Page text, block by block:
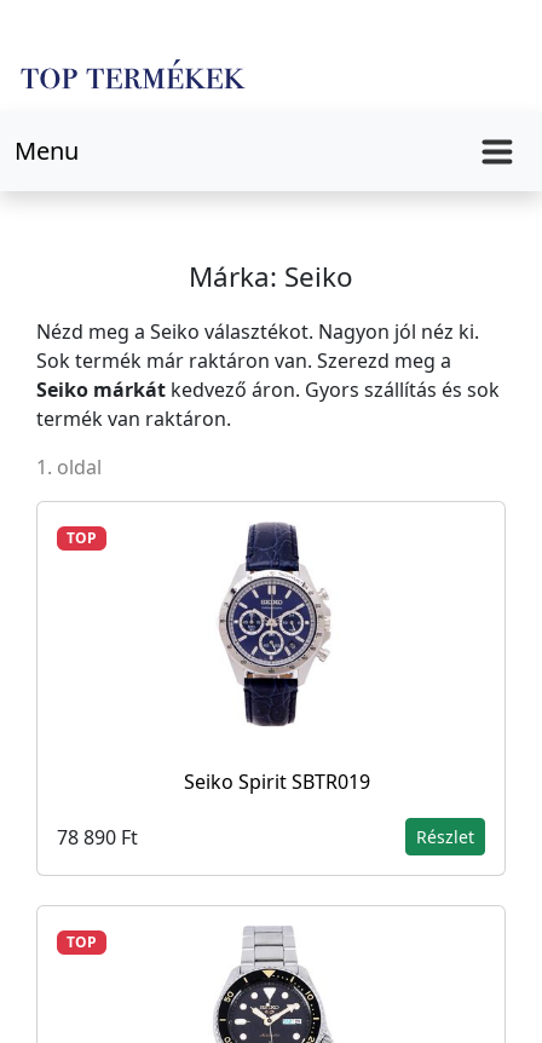
Menu
Márka: Seiko
Nézd meg a Seiko választékot. Nagyon jól néz ki.
Sok termék már raktáron van. Szerezd meg a
Seiko márkát kedvező áron. Gyors szállítás és sok
termék van raktáron.
1. oldal
TOP
Seiko Spirit SBTR019
78 890 Ft Részlet
TOP